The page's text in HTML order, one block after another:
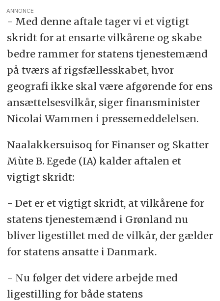
ANNONCE
- Med denne aftale tager vi et vigtigt
skridt for at ensarte vilkårene og skabe
bedre rammer for statens tjenestemænd
på tværs af rigsfællesskabet, hvor
geografi ikke skal være afgørende for ens
ansættelsesvilkår, siger finansminister
Nicolai Wammen i pressemeddelelsen.
Naalakkersuisoq for Finanser og Skatter
Mùte B. Egede (IA) kalder aftalen et
vigtigt skridt:
- Det er et vigtigt skridt, at vilkårene for
statens tjenestemænd i Grønland nu
bliver ligestillet med de vilkår, der gælder
for statens ansatte i Danmark.
- Nu følger det videre arbejde med
ligestilling for både statens